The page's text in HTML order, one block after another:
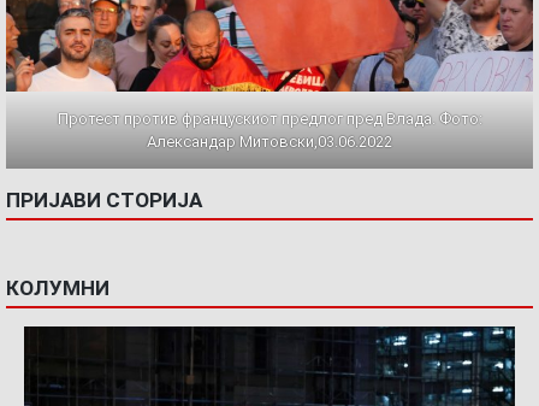
Протест против францускиот предлог пред Влада. Фото:
Александар Митовски,03.06.2022
ПРИЈАВИ СТОРИЈА
КОЛУМНИ